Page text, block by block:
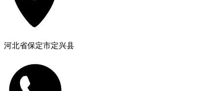
河北省保定市定兴县